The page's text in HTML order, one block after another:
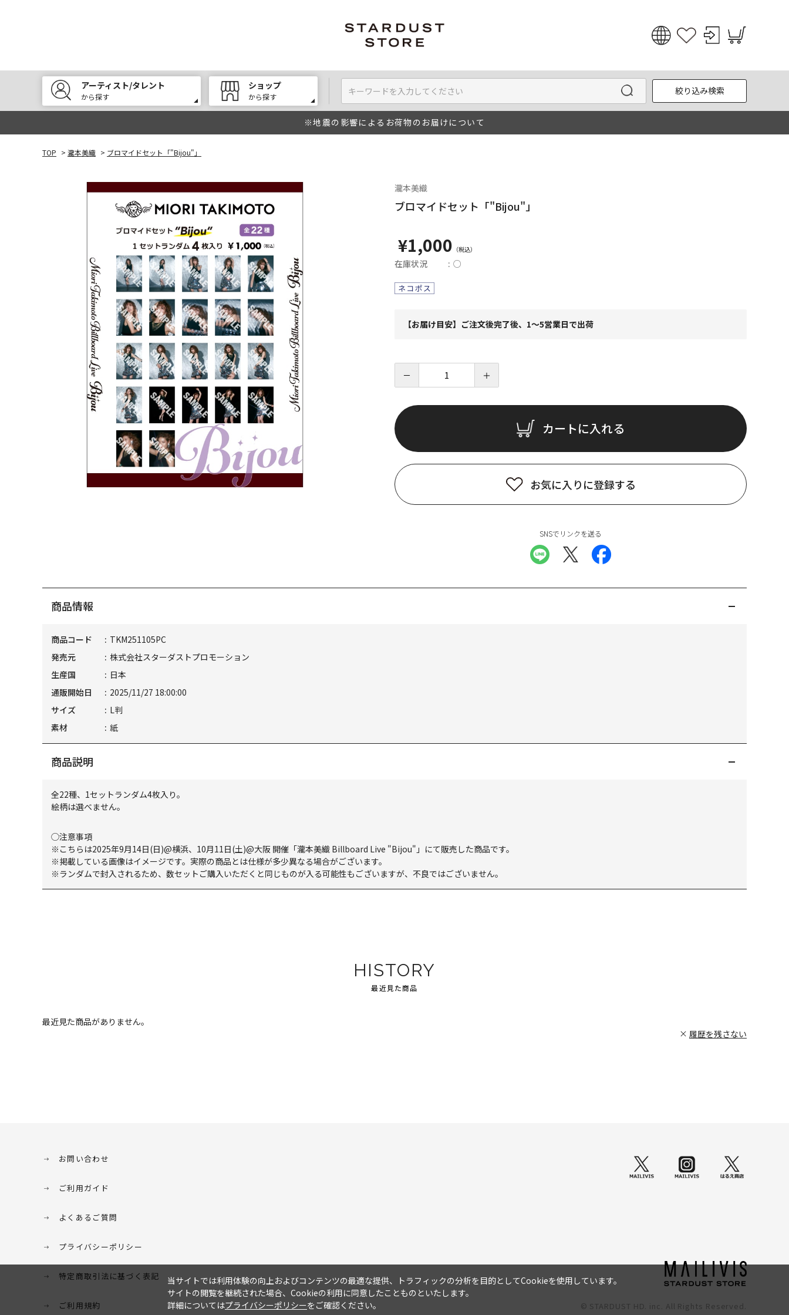
English
한국어
アーティスト/タレント
から探す
ショップ
から探す
絞り込み検索
※地震の影響によるお荷物のお届けについて
TOP > 瀧本美織 > ブロマイドセット「"Bijou"」
瀧本美織
ブロマイドセット「"Bijou"」
¥1,000
在庫状況 ○
【お届け目安】ご注文後完了後、1～5営業日で出荷
－ ＋
カートに入れる
お気に入りに登録する
SNSでリンクを送る
商品情報
商品コード
TKM251105PC
発売元
株式会社スターダストプロモーション
生産国
日本
通販開始日
2025/11/27 18:00:00
サイズ
L判
素材
紙
商品説明
全22種、1セットランダム4枚入り。
絵柄は選べません。
◯注意事項
※こちらは2025年9月14日(日)@横浜、10月11日(土)@大阪 開催「瀧本美織 Billboard Live "Bijou"」にて販売した商品です。
※掲載している画像はイメージです。実際の商品とは仕様が多少異なる場合がございます。
※ランダムで封入されるため、数セットご購入いただくと同じものが入る可能性もございますが、不良ではございません。
HISTORY
最近見た商品
最近見た商品がありません。
履歴を残さない
お問い合わせ
ご利用ガイド
よくあるご質問
プライバシーポリシー
特定商取引法に基づく表記
ご利用規約 © STARDUST HD. inc. All Rights Reserved.
当サイトでは利用体験の向上およびコンテンツの最適な提供、トラフィックの分析を目的としてCookieを使用しています。
サイトの閲覧を継続された場合、Cookieの利用に同意したことものといたします。
詳細についてはプライバシーポリシーをご確認ください。